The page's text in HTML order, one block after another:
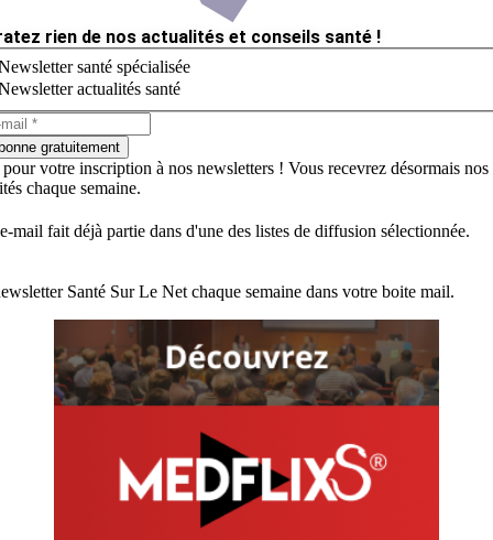
rien de nos actualités et conseils santé !
santé spécialisée
actualités santé
gratuitement
votre inscription à nos newsletters ! Vous recevrez désormais nos
chaque semaine.
mail fait déjà partie dans d'une des listes de diffusion sélectionnée.
Santé Sur Le Net chaque semaine dans votre boite mail.